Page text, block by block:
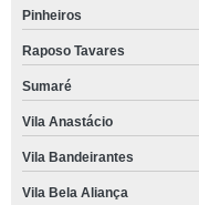
Pinheiros
Raposo Tavares
Sumaré
Vila Anastácio
Vila Bandeirantes
Vila Bela Aliança